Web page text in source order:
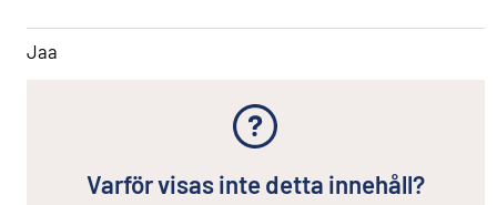
Jaa
Varför visas inte detta innehåll?